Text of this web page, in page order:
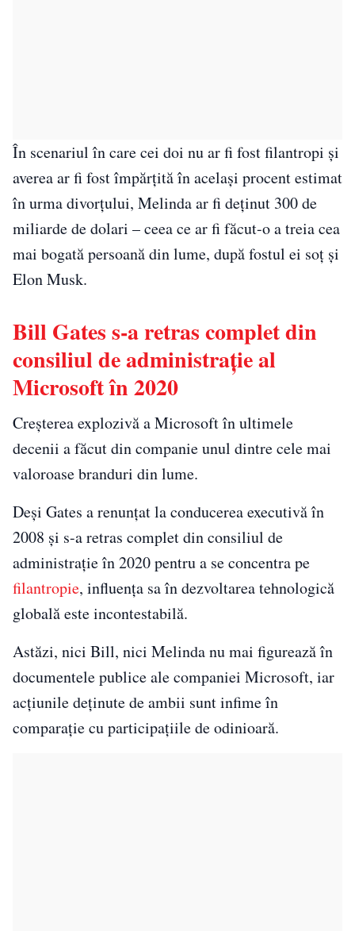
În scenariul în care cei doi nu ar fi fost filantropi și
averea ar fi fost împărțită în același procent estimat
în urma divorțului, Melinda ar fi deținut 300 de
miliarde de dolari – ceea ce ar fi făcut-o a treia cea
mai bogată persoană din lume, după fostul ei soț și
Elon Musk.
Bill Gates s-a retras complet din
consiliul de administrație al
Microsoft în 2020
Creșterea explozivă a Microsoft în ultimele
decenii a făcut din companie unul dintre cele mai
valoroase branduri din lume.
Deși Gates a renunțat la conducerea executivă în
2008 și s-a retras complet din consiliul de
administrație în 2020 pentru a se concentra pe
filantropie, influența sa în dezvoltarea tehnologică
globală este incontestabilă.
Astăzi, nici Bill, nici Melinda nu mai figurează în
documentele publice ale companiei Microsoft, iar
acțiunile deținute de ambii sunt infime în
comparație cu participațiile de odinioară.